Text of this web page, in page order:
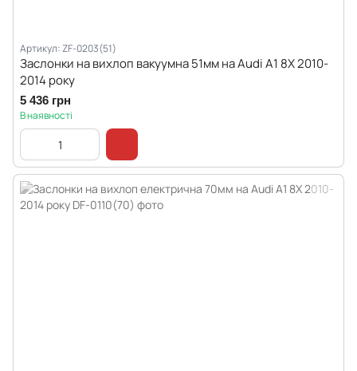
Артикул: ZF-0203(51)
Заслонки на вихлоп вакуумна 51мм на Audi A1 8X 2010-
2014 року
5 436 грн
В наявності